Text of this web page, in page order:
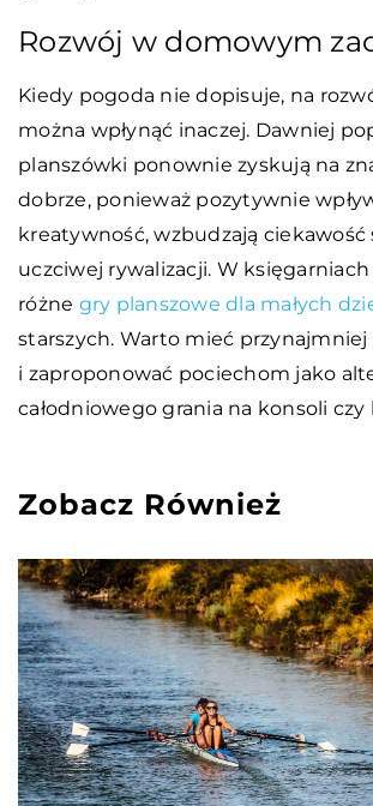
Rozwój w domowym
Kiedy pogoda nie dopisuje, na
można wpłynąć inaczej. Dawniej
planszówki ponownie zyskują na
dobrze, ponieważ pozytywnie
kreatywność, wzbudzają ciekawość
uczciwej rywalizacji. W
różne gry planszowe dla małych
starszych. Warto mieć przynajmniej
i zaproponować pociechom jako
całodniowego grania na konsoli
Zobacz Również